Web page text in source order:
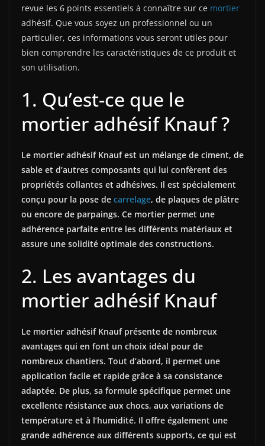
revue les 6 points essentiels à connaître sur ce mortier
adhésif. Que vous soyez un professionnel ou un
particulier, ces informations vous seront utiles pour
bien comprendre les caractéristiques de ce produit et
son utilisation.
1. Qu’est-ce que le
mortier adhésif Knauf ?
Le mortier adhésif Knauf est un mélange de ciment, de
sable et d’autres composants qui lui confèrent des
propriétés collantes et adhésives. Il est spécialement
conçu pour la pose de carrelage, de plaques de plâtre
ou encore de parpaings. Ce mortier permet une
adhérence parfaite entre les différents matériaux et
assure une solidité optimale des constructions.
2. Les avantages du
mortier adhésif Knauf
Le mortier adhésif Knauf présente de nombreux
avantages qui en font un choix idéal pour de
nombreux chantiers. Tout d’abord, il permet une
application facile et rapide grâce à sa consistance
adaptée. De plus, sa formule spécifique permet une
excellente résistance aux chocs, aux variations de
température et à l’humidité. Il offre également une
grande adhérence aux différents supports, ce qui est